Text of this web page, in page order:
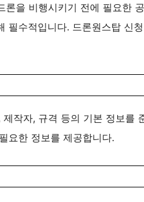
론을 비행시키기 전에 필요한
필수적입니다. 드론원스탑 신
제작자, 규격 등의 기본 정보를
요한 정보를 제공합니다​​.